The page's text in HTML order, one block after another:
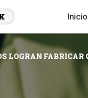
Inicio
LOGRAN